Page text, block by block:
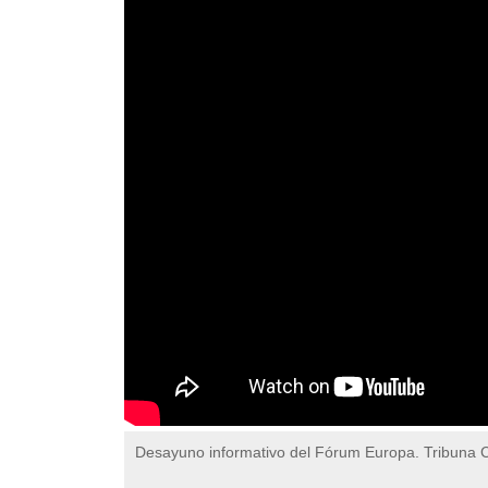
Desayuno informativo del Fórum Europa. Tribuna